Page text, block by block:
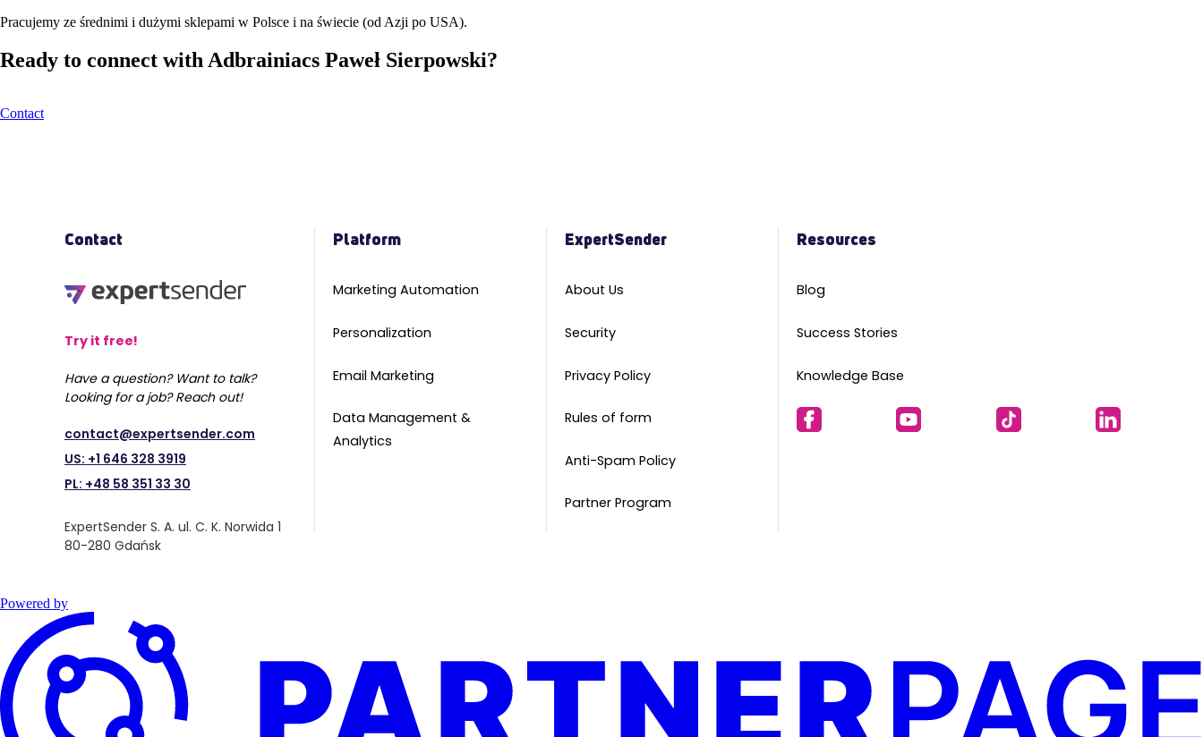
Pracujemy ze średnimi i dużymi sklepami w Polsce i na świecie (od Azji po USA).
Ready to connect with Adbrainiacs Paweł Sierpowski?
Contact
Contact
Try it free!
Have a question? Want to talk?
Looking for a job? Reach out!
contact@expertsender.com
US: +1 646 328 3919
PL: +48 58 351 33 30
ExpertSender S. A. ul. C. K. Norwida 1
80-280 Gdańsk
Platform
Marketing Automation
Personalization
Email Marketing
Data Management &
Analytics
ExpertSender
About Us
Security
Privacy Policy
Rules of form
Anti-Spam Policy
Partner Program
Resources
Blog
Success Stories
Knowledge Base
Powered by